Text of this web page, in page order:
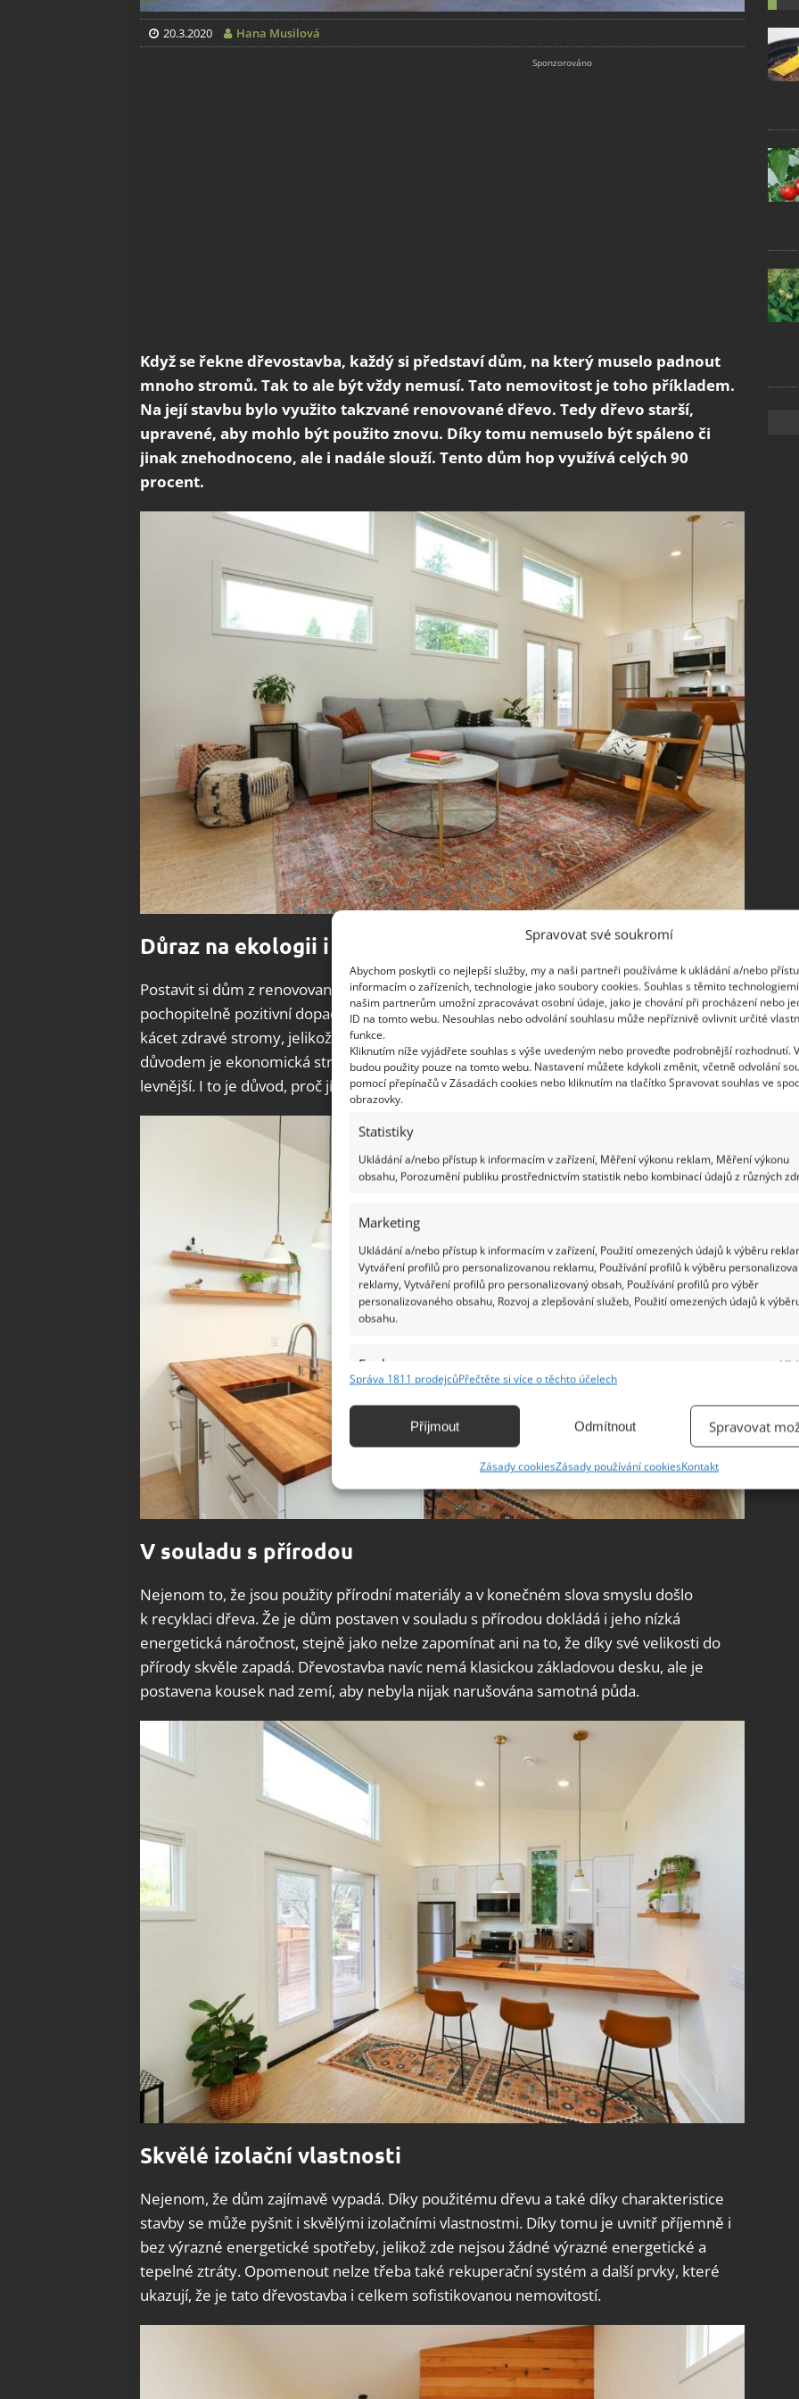
Spravovat své soukromí
Abychom poskytli co nejlepší služby, my a naši partneři používáme k ukládání a/nebo
informacím o zařízeních, technologie jako soubory cookies. Souhlas s těmito
našim partnerům umožní zpracovávat osobní údaje, jako je chování při procházení nebo
ID na tomto webu. Nesouhlas nebo odvolání souhlasu může nepříznivě ovlivnit určité
funkce.
Kliknutím níže vyjádřete souhlas s výše uvedeným nebo proveďte podrobnější rozhodnutí.
budou použity pouze na tomto webu. Nastavení můžete kdykoli změnit, včetně odvolání
pomocí přepínačů v Zásadách cookies nebo kliknutím na tlačítko Spravovat souhlas ve
obrazovky.
Statistiky
Ukládání a/nebo přístup k informacím v zařízení, Měření výkonu reklam, Měření výkonu
obsahu, Porozumění publiku prostřednictvím statistik nebo kombinací údajů z různých
Marketing
Ukládání a/nebo přístup k informacím v zařízení, Použití omezených údajů k výběru
Vytváření profilů pro personalizovanou reklamu, Používání profilů k výběru
reklamy, Vytváření profilů pro personalizovaný obsah, Používání profilů pro výběr
personalizovaného obsahu, Rozvoj a zlepšování služeb, Použití omezených údajů k
obsahu.
Funkce
Identifikace zařízení na základě automaticky přenášených informací.
základě aktivně vyžádaných informací.
Zajištění bezpečnosti, předcházení a zjišťování podvodů a
Správa 1811 prodejcůPřečtěte si více o těchto účelech
Příjmout Odmítnout Spravovat
Zásady cookiesZásady používání cookiesKontakt
20.3.2020 Hana Musilová
Když se řekne dřevostavba, každý si představí dům, na který muselo padnout
mnoho stromů. Tak to ale být vždy nemusí. Tato nemovitost je toho příkladem.
Na její stavbu bylo využito takzvané renovované dřevo. Tedy dřevo starší,
upravené, aby mohlo být použito znovu. Díky tomu nemuselo být spáleno či
jinak znehodnoceno, ale i nadále slouží. Tento dům hop využívá celých 90
procent.
Důraz na ekologii i náklady
Postavit si dům z renovovaného dřeva má hned dvě pozitiva. Tím prvním je
pochopitelně pozitivní dopad na přírodu. Kvůli tomu, aby vznikla dřevostavba, se nemusí
kácet zdravé stromy, jelikož se použije již existující dřevo, které sloužilo jinde. Druhým
důvodem je ekonomická stránka věci, jelikož renovované dřevo může být podstatně
levnější. I to je důvod, proč jít touto cestou, která dnes není nijak výjimečná.
V souladu s přírodou
Nejenom to, že jsou použity přírodní materiály a v konečném slova smyslu došlo
k recyklaci dřeva. Že je dům postaven v souladu s přírodou dokládá i jeho nízká
energetická náročnost, stejně jako nelze zapomínat ani na to, že díky své velikosti do
přírody skvěle zapadá. Dřevostavba navíc nemá klasickou základovou desku, ale je
postavena kousek nad zemí, aby nebyla nijak narušována samotná půda.
Skvělé izolační vlastnosti
Nejenom, že dům zajímavě vypadá. Díky použitému dřevu a také díky charakteristice
stavby se může pyšnit i skvělými izolačními vlastnostmi. Díky tomu je uvnitř příjemně i
bez výrazné energetické spotřeby, jelikož zde nejsou žádné výrazné energetické a
tepelné ztráty. Opomenout nelze třeba také rekuperační systém a další prvky, které
ukazují, že je tato dřevostavba i celkem sofistikovanou nemovitostí.